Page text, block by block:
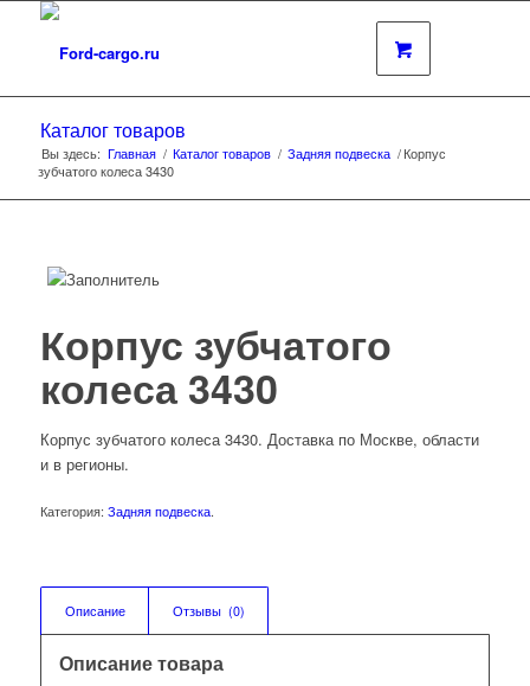
Каталог товаров
Вы здесь: Главная / Каталог товаров / Задняя подвеска / Корпус
зубчатого колеса 3430
Корпус зубчатого
колеса 3430
Корпус зубчатого колеса 3430. Доставка по Москве, области
и в регионы.
Категория: Задняя подвеска.
Описание Отзывы  (0)
Описание товара